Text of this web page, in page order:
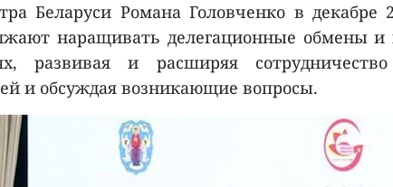
Беларуси Романа Головченко в декабре
наращивать делегационные обмены и
развивая и расширяя
и обсуждая возникающие вопросы.